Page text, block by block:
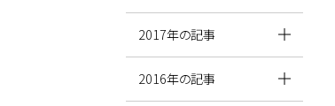
2017年の記事
2016年の記事